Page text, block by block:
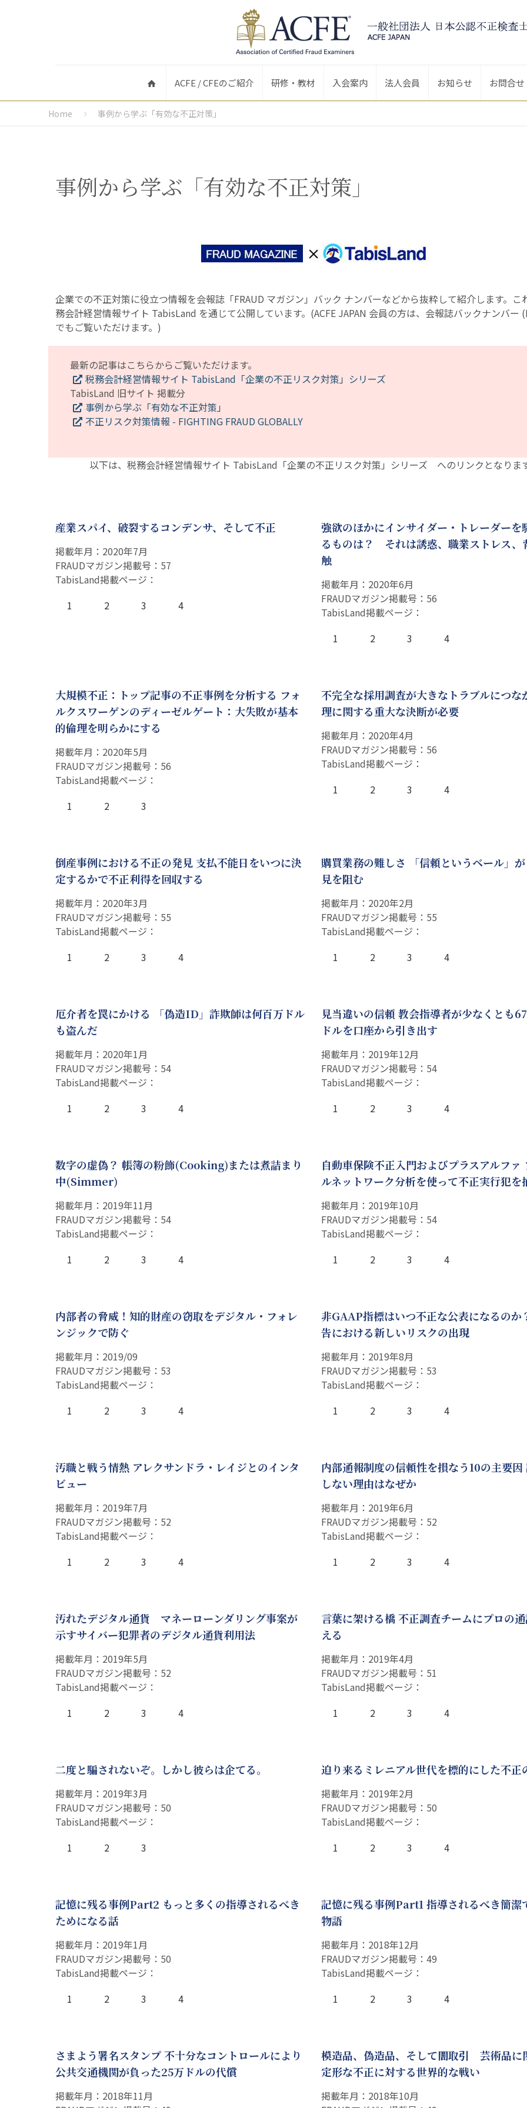
ACFE / CFEのご紹介 研修・教材 入会案内 法人会員 お知らせ お問合せ
Home 事例から学ぶ「有効な不正対策」
事例から学ぶ「有効な不正対策」
企業での不正対策に役立つ情報を会報誌「FRAUD マガジン」バック ナンバーなどから抜粋して紹介します。こ
務会計経営情報サイト TabisLand を通じて公開しています。(ACFE JAPAN 会員の方は、会報誌バックナンバー
でもご覧いただけます。)
最新の記事はこちらからご覧いただけます。
税務会計経営情報サイト TabisLand「企業の不正リスク対策」シリーズ
TabisLand 旧サイト 掲載分
事例から学ぶ「有効な不正対策」
不正リスク対策情報 - FIGHTING FRAUD GLOBALLY
以下は、税務会計経営情報サイト TabisLand「企業の不正リスク対策」シリーズ へのリンクとなりま
産業スパイ、破裂するコンデンサ、そして不正
掲載年月：2020年7月
FRAUDマガジン掲載号：57
TabisLand掲載ページ：
1
2 3 4
強欲のほかにインサイダー・トレーダーを
るものは？ それは誘惑、職業ストレス、
触
掲載年月：2020年6月
FRAUDマガジン掲載号：56
TabisLand掲載ページ：
1
2 3 4
大規模不正：トップ記事の不正事例を分析する フォ
ルクスワーゲンのディーゼルゲート：大失敗が基本
的倫理を明らかにする
掲載年月：2020年5月
FRAUDマガジン掲載号：56
TabisLand掲載ページ：
1
2 3
不完全な採用調査が大きなトラブルにつ
理に関する重大な決断が必要
掲載年月：2020年4月
FRAUDマガジン掲載号：56
TabisLand掲載ページ：
1
2 3 4
倒産事例における不正の発見 支払不能日をいつに決
定するかで不正利得を回収する
掲載年月：2020年3月
FRAUDマガジン掲載号：55
TabisLand掲載ページ：
1
2 3 4
購買業務の難しさ 「信頼というベール」
見を阻む
掲載年月：2020年2月
FRAUDマガジン掲載号：55
TabisLand掲載ページ：
1
2 3 4
厄介者を罠にかける 「偽造ID」詐欺師は何百万ドル
も盗んだ
掲載年月：2020年1月
FRAUDマガジン掲載号：54
TabisLand掲載ページ：
1
2 3 4
見当違いの信頼 教会指導者が少なくとも
ドルを口座から引き出す
掲載年月：2019年12月
FRAUDマガジン掲載号：54
TabisLand掲載ページ：
1
2 3 4
数字の虚偽？ 帳簿の粉飾(Cooking)または煮詰まり
中(Simmer)
掲載年月：2019年11月
FRAUDマガジン掲載号：54
TabisLand掲載ページ：
1
2 3 4
自動車保険不正入門およびプラスアルファ
ルネットワーク分析を使って不正実行犯を
掲載年月：2019年10月
FRAUDマガジン掲載号：54
TabisLand掲載ページ：
1
2 3 4
内部者の脅威！知的財産の窃取をデジタル・フォレ
ンジックで防ぐ
掲載年月：2019/09
FRAUDマガジン掲載号：53
TabisLand掲載ページ：
1
2 3 4
非GAAP指標はいつ不正な公表になるのか
告における新しいリスクの出現
掲載年月：2019年8月
FRAUDマガジン掲載号：53
TabisLand掲載ページ：
1
2 3 4
汚職と戦う情熱 アレクサンドラ・レイジとのインタ
ビュー
掲載年月：2019年7月
FRAUDマガジン掲載号：52
TabisLand掲載ページ：
1
2 3 4
内部通報制度の信頼性を損なう10の主要因
しない理由はなぜか
掲載年月：2019年6月
FRAUDマガジン掲載号：52
TabisLand掲載ページ：
1
2 3 4
汚れたデジタル通貨 マネーローンダリング事案が
示すサイバー犯罪者のデジタル通貨利用法
掲載年月：2019年5月
FRAUDマガジン掲載号：52
TabisLand掲載ページ：
1
2 3 4
言葉に架ける橋 不正調査チームにプロの
える
掲載年月：2019年4月
FRAUDマガジン掲載号：51
TabisLand掲載ページ：
1
2 3 4
二度と騙されないぞ。しかし彼らは企てる。
掲載年月：2019年3月
FRAUDマガジン掲載号：50
TabisLand掲載ページ：
1
2 3
迫り来るミレニアル世代を標的にした不正
掲載年月：2019年2月
FRAUDマガジン掲載号：50
TabisLand掲載ページ：
1
2 3 4
記憶に残る事例Part2 もっと多くの指導されるべき
ためになる話
掲載年月：2019年1月
FRAUDマガジン掲載号：50
TabisLand掲載ページ：
1
2 3 4
記憶に残る事例Part1 指導されるべき簡潔
物語
掲載年月：2018年12月
FRAUDマガジン掲載号：49
TabisLand掲載ページ：
1
2 3 4
さまよう署名スタンプ 不十分なコントロールにより
公共交通機関が負った25万ドルの代償
掲載年月：2018年11月
模造品、偽造品、そして闇取引 芸術品に
定形な不正に対する世界的な戦い
掲載年月：2018年10月